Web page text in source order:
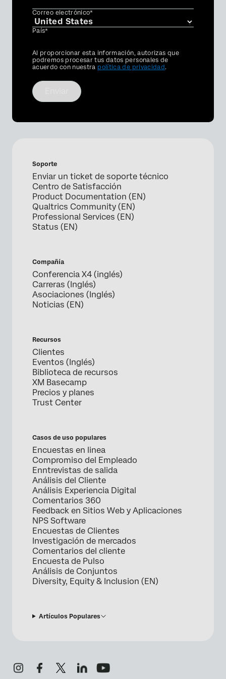
Correo electrónico*
País*
Privacy
Optin
Al proporcionar esta información, autorizas que
podremos procesar tus datos personales de
acuerdo con nuestra política de privacidad.
Soporte
Enviar un ticket de soporte técnico
Centro de Satisfacción
Product Documentation (EN)
Qualtrics Community (EN)
Professional Services (EN)
Status (EN)
Compañía
Conferencia X4 (inglés)
Carreras (Inglés)
Asociaciones (Inglés)
Noticias (EN)
Recursos
Clientes
Eventos (Inglés)
Biblioteca de recursos
XM Basecamp
Precios y planes
Trust Center
Casos de uso populares
Encuestas en linea
Compromiso del Empleado
Enntrevistas de salida
Análisis del Cliente
Análisis Experiencia Digital
Comentarios 360
Feedback en Sitios Web y Aplicaciones
NPS Software
Encuestas de Clientes
Investigación de mercados
Comentarios del cliente
Encuesta de Pulso
Análisis de Conjuntos
Diversity, Equity & Inclusion (EN)
Artículos Populares